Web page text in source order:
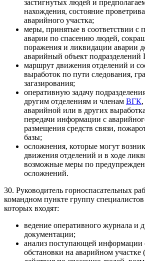
застигнутых людей и
нахождения, состояние
аварийного участка;
меры, принятые в соответствии с
аварии по спасению людей,
поражения и ликвидации аварии
аварийный объект
маршрут движения отделений и
выработок по пути следования,
загазирования;
оперативную задачу
другим отделениям и членам ВГК
аварийной или в других
передачи информации с
размещения средств связи,
базы;
осложнения, которые могут
движения отделений и в ходе
возможные меры по
осложнений.
30. Руководитель горноспасательных
командном пункте группу
которых входят:
ведение оперативного журнала и
документации;
анализ поступающей информации
обстановки на аварийном участке